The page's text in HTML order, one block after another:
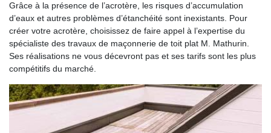
Grâce à la présence de l’acrotère, les risques d’accumulation
d’eaux et autres problèmes d’étanchéité sont inexistants. Pour
créer votre acrotère, choisissez de faire appel à l’expertise du
spécialiste des travaux de maçonnerie de toit plat M. Mathurin.
Ses réalisations ne vous décevront pas et ses tarifs sont les plus
compétitifs du marché.